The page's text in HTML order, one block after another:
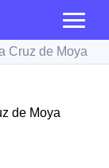
Cruz de Moya
de Moya